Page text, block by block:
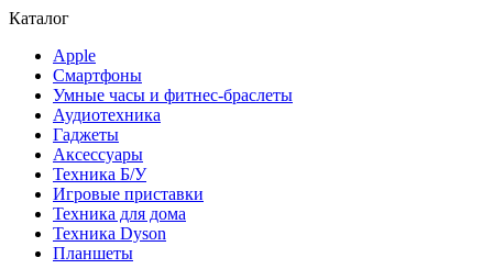
Каталог
Apple
Смартфоны
Умные часы и фитнес-браслеты
Аудиотехника
Гаджеты
Аксессуары
Техника Б/У
Игровые приставки
Техника для дома
Техника Dyson
Планшеты